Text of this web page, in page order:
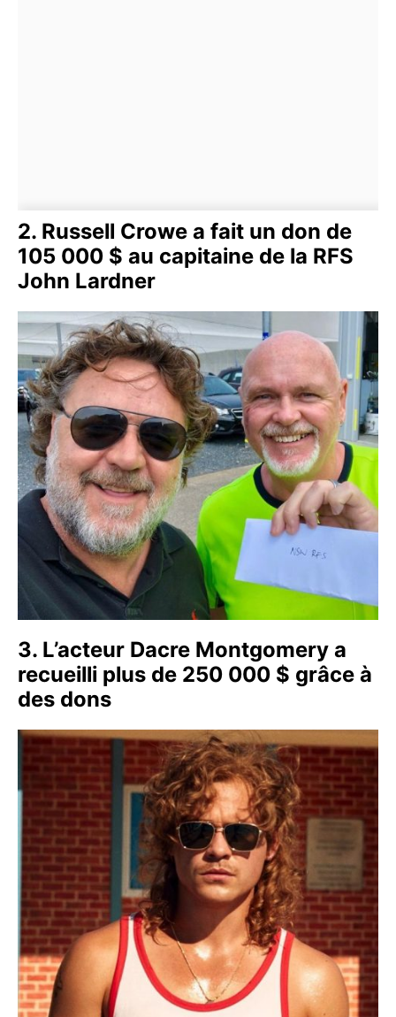
2. Russell Crowe a fait un don de
105 000 $ au capitaine de la RFS
John Lardner
3. L’acteur Dacre Montgomery a
recueilli plus de 250 000 $ grâce à
des dons